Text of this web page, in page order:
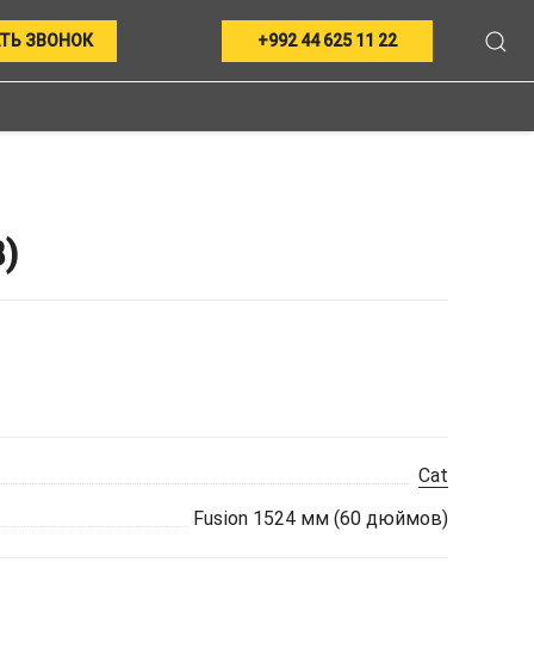
ЗВОНОК +992 44 625 11 22
Cat
Fusion 1524 мм (60 дюймов)